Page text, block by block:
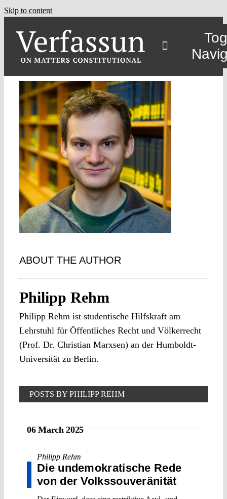
Skip to content
ABOUT THE AUTHOR
Philipp Rehm
Philipp Rehm ist studentische Hilfskraft am
Lehrstuhl für Öffentliches Recht und Völkerrecht
(Prof. Dr. Christian Marxsen) an der Humboldt-
Universität zu Berlin.
POSTS BY PHILIPP REHM
06 March 2025
Philipp Rehm
Die undemokratische Rede
von der Volkssouveränität